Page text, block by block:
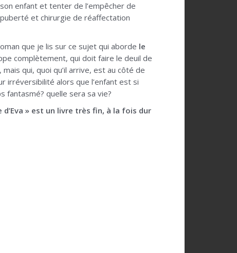
enfant et tenter de l’empêcher de
et chirurgie de réaffectation
que je lis sur ce sujet qui aborde le
complètement, qui doit faire le deuil de
qui, quoi qu’il arrive, est au côté de
irréversibilité alors que l’enfant est si
fantasmé? quelle sera sa vie?
» est un livre très fin, à la fois dur